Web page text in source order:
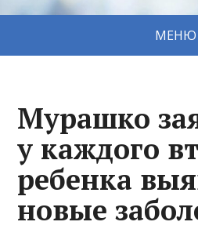
МЕНЮ
Мурашко
у каждого
ребенка
новые